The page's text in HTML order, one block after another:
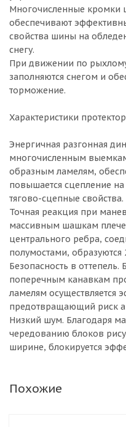
Многочисленные кромки
обеспечивают
свойства шины на
снегу.
При движении по
заполняются снегом и
торможение.
Характеристики
Энергичная разгонная
многочисленным
образным ламелям,
повышается сцепление на
тягово-сцепные свойства.
Точная реакция при
массивным шашкам
центрального ребра,
полумостами, образуются
Безопасность в
поперечным канавкам
ламелям
предотвращающий риск
Низкий шум. Благодаря
чередованию блоков
ширине, блокируется
Похожие